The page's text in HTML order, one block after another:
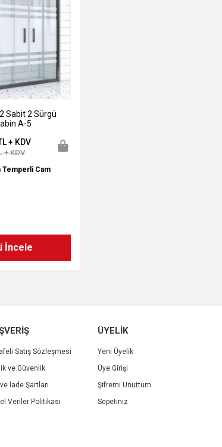
Sabit 2 Sürgü
A-5
+ KDV
+ KDV
Temperli Cam
İncele
Satış Sözleşmesi
ve Güvenlik
İade Şartları
Veriler Politikası
ÜYELİK
Yeni Üyelik
Üye Girişi
Şifremi Unuttum
Sepetiniz